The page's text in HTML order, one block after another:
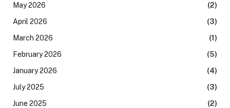
May 2026
(2)
April 2026
(3)
March 2026
(1)
February 2026
(5)
January 2026
(4)
July 2025
(3)
June 2025
(2)